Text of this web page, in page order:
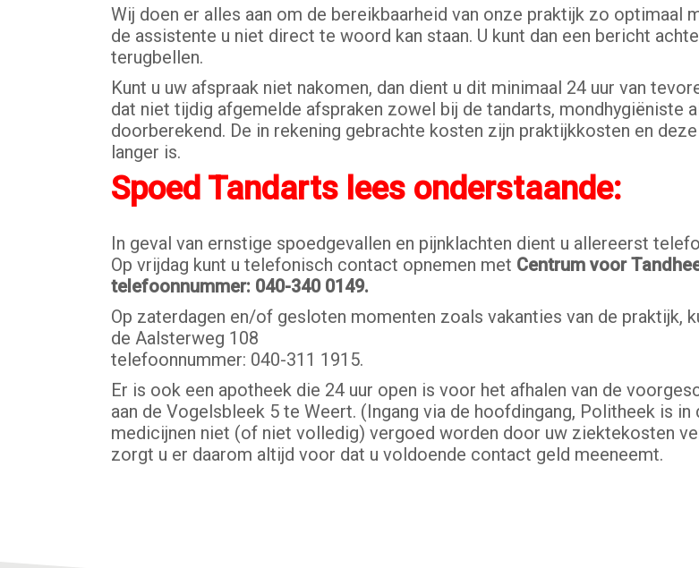
Wij doen er alles aan om de bereikbaarheid van onze praktijk zo optimaal
de assistente u niet direct te woord kan staan. U kunt dan een bericht
terugbellen.
Kunt u uw afspraak niet nakomen, dan dient u dit minimaal 24 uur van
dat niet tijdig afgemelde afspraken zowel bij de tandarts, mondhygiëniste
doorberekend. De in rekening gebrachte kosten zijn praktijkkosten en
langer is.
Spoed Tandarts lees onderstaande:
In geval van ernstige spoedgevallen en pijnklachten dient u allereerst
Op vrijdag kunt u telefonisch contact opnemen met Centrum voor
telefoonnummer: 040-340 0149.
Op zaterdagen en/of gesloten momenten zoals vakanties van de praktijk,
de Aalsterweg 108
telefoonnummer: 040-311 1915.
Er is ook een apotheek die 24 uur open is voor het afhalen van de
aan de Vogelsbleek 5 te Weert. (Ingang via de hoofdingang, Politheek is
medicijnen niet (of niet volledig) vergoed worden door uw ziektekosten
zorgt u er daarom altijd voor dat u voldoende contact geld meeneemt.